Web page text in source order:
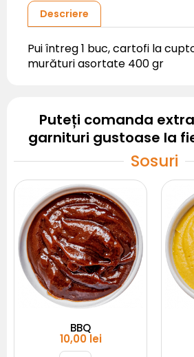
Descriere
Pui întreg 1 buc, cartofi la
murături asortate 400 gr
Puteți comanda
garnituri gustoase la
Sosuri
BBQ
10,00 lei
Cantitate
BBQ